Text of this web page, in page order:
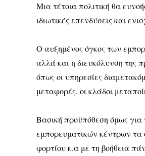
Μια τέτοια πολιτική θα
ιδιωτικές επενδύσεις και
Ο αυξημένος όγκος των
αλλά και η διευκόλυνση της
όπως οι υπηρεσίες
μεταφορές, οι κλάδοι
Βασική προϋπόθεση όμως
εμπορευματικών κέντρων τα
φορτίου κ.α με τη βοήθεια